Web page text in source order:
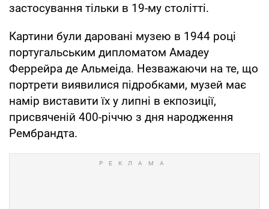
застосування тільки в 19-му столітті.
Картини були даровані музею в 1944 році
португальським дипломатом Амадеу
Феррейра де Альмеіда. Незважаючи на те, що
портрети виявилися підробками, музей має
намір виставити їх у липні в екпозиції,
присвяченій 400-річчю з дня народження
Рембрандта.